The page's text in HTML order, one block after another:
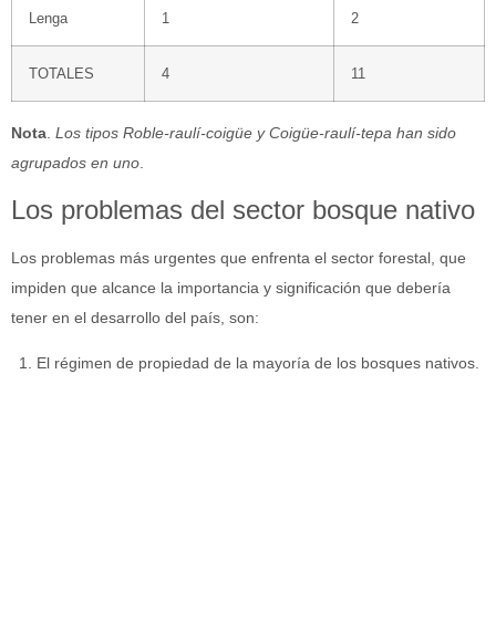
Lenga 1 2
TOTALES 4 11
Nota. Los tipos Roble-raulí-coigüe y Coigüe-raulí-tepa han sido
agrupados en uno.
Los problemas del sector bosque nativo
Los problemas más urgentes que enfrenta el sector forestal, que
impiden que alcance la importancia y significación que debería
tener en el desarrollo del país, son:
El régimen de propiedad de la mayoría de los bosques nativos.